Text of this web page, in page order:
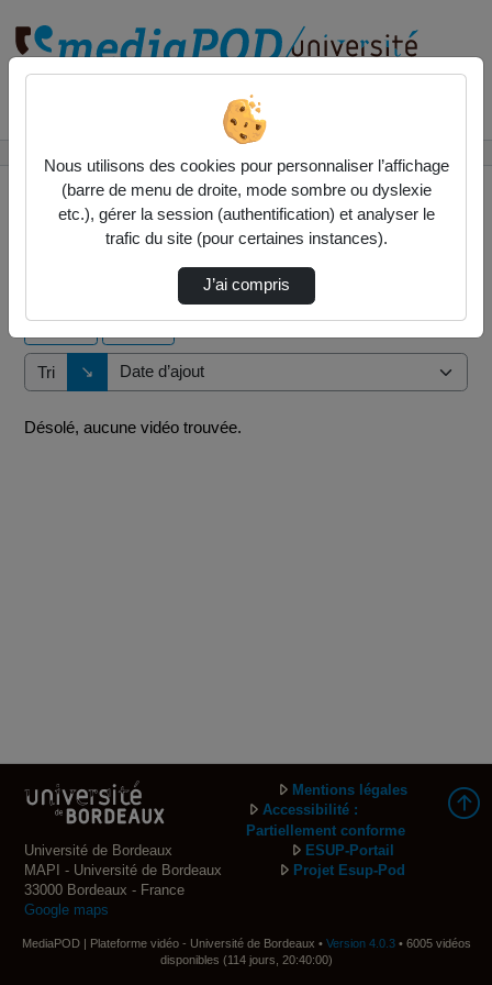
0 vidéo trouvée
Tri ↘
Direction de tri
Désolé, aucune vidéo trouvée.
Université de Bordeaux
MAPI - Université de Bordeaux
33000 Bordeaux - France
Google maps
Mentions légales
Accessibilité :
Partiellement conforme
ESUP-Portail
Projet Esup-Pod
MediaPOD | Plateforme vidéo - Université de Bordeaux • Version 4.0.3• 6005 vidéos
disponibles (114 jours, 20:40:00)
Nous utilisons des cookies pour personnaliser l’affichage
(barre de menu de droite, mode sombre ou dyslexie
etc.), gérer la session (authentification) et analyser le
trafic du site (pour certaines instances).
J’ai compris